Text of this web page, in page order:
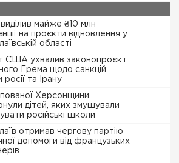
майже ₴10 млн
на проєкти відновлення у
області
США ухвалив законопроєкт
Грема щодо санкцій
росії та Ірану
Херсонщини
дітей, яких змушували
російські школи
отримав чергову партію
допомоги від французьких